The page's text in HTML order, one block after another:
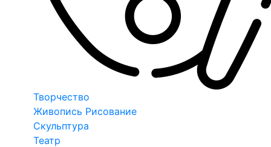
Творчество
Живопись Рисование
Скульптура
Театр